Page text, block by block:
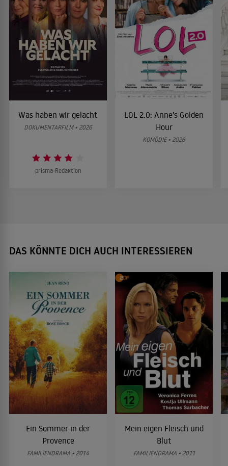
Was haben wir gelacht
DOKUMENTARFILM • 2026
prisma-Redaktion
LOL 2.0: Anne’s Golden
Hour
KOMÖDIE • 2026
DAS KÖNNTE DICH AUCH INTERESSIEREN
Ein Sommer in der
Provence
FAMILIENDRAMA • 2014
Mein eigen Fleisch und
Blut
FAMILIENDRAMA • 2011